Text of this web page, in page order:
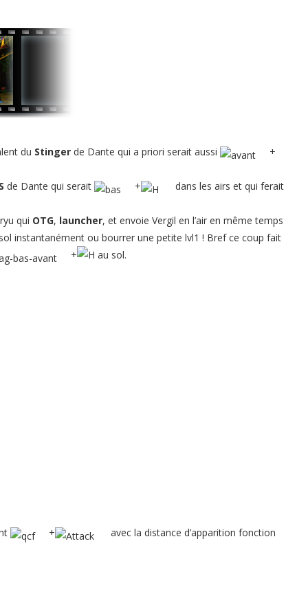
du Stinger de Dante qui a priori serait aussi +
de Dante qui serait + dans les airs et qui ferait
qui OTG, launcher, et envoie Vergil en l’air en même temps
instantanément ou bourrer une petite lvl1 ! Bref ce coup fait
+
au sol.
+ avec la distance d’apparition fonction